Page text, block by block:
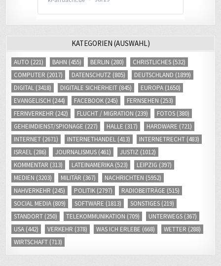
AUTO(221) BAHN(455) BERLIN(280) CHRISTLICHES(532)
COMPUTER
(2017) DATENSCHUTZ (805) DEUTSCHLAND(1899)
DIGITAL (3418) DIGITALE SICHERHEIT(845) EUROPA(1650)
EVANGELISCH (244) FACEBOOK(245) FERNSEHEN(253)
FERNVERKEHR(242) FLUCHT / MIGRATION(239) FOTOS
GEHEIMDIENST/SPIONAGE(227) HALLE (317) HARDWARE(721)
INTERNET(2671) INTERNETHANDEL(413) INTERNETRECHT(483)
ISRAEL(286) JOURNALISMUS(461) JUSTIZ
(1012)
KOMMENTAR
(313) LATEINAMERIKA (523) LEIPZIG
MEDIEN(3203) MILITÄR(367) NACHRICHTEN(5952)
NAHVERKEHR(245) POLITIK (2797) RADIOBEITRÄGE
SOCIAL MEDIA (809) SOFTWARE(1813) SONSTIGES(219)
STANDORT(250) TELEKOMMUNIKATION (709) UNTERWEGS
USA(442) VERKEHR(378) WAS ICH ERLEBE (668) WETTER(288)
WIRTSCHAFT(713)